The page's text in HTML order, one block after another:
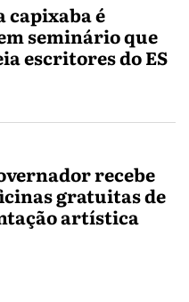
é
seminário que
escritores do ES
recebe
gratuitas de
artística